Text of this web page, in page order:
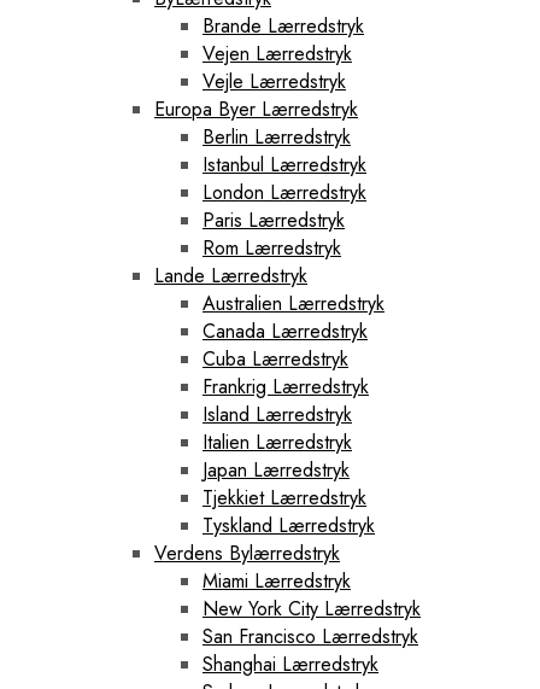
Brande Lærredstryk
Vejen Lærredstryk
Vejle Lærredstryk
Europa Byer Lærredstryk
Berlin Lærredstryk
Istanbul Lærredstryk
London Lærredstryk
Paris Lærredstryk
Rom Lærredstryk
Lande Lærredstryk
Australien Lærredstryk
Canada Lærredstryk
Cuba Lærredstryk
Frankrig Lærredstryk
Island Lærredstryk
Italien Lærredstryk
Japan Lærredstryk
Tjekkiet Lærredstryk
Tyskland Lærredstryk
Verdens Bylærredstryk
Miami Lærredstryk
New York City Lærredstryk
San Francisco Lærredstryk
Shanghai Lærredstryk